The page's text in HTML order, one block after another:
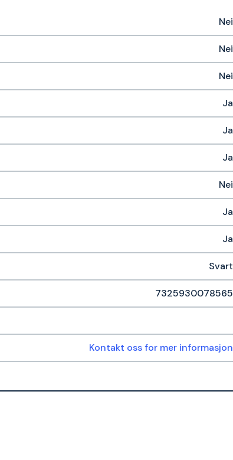
Nei
Nei
Nei
Ja
Ja
Ja
Nei
Ja
Ja
Svart
7325930078565
Kontakt oss for mer informasjon